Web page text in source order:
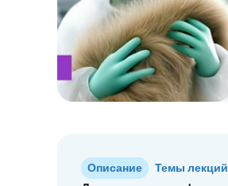
Описание Темы лекций